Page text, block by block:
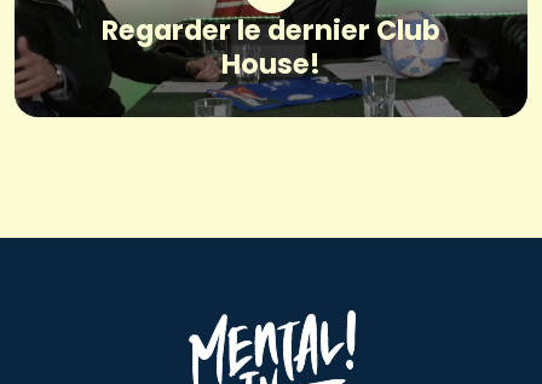
Regarder le dernier Club
House!